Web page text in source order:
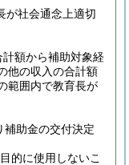
が社会通念上適切
額から補助対象経
他の収入の合計額
範囲内で教育長が
補助金の交付決定
的に使用しないこ